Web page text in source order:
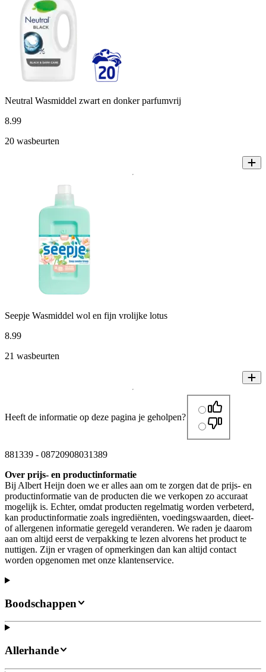
Neutral Wasmiddel zwart en donker parfumvrij
8.99
20 wasbeurten
Seepje Wasmiddel wol en fijn vrolijke lotus
8.99
21 wasbeurten
Heeft de informatie op deze pagina je geholpen?
881339 - 08720908031389
Over prijs- en productinformatie
Bij Albert Heijn doen we er alles aan om te zorgen dat de prijs- en
productinformatie van de producten die we verkopen zo accuraat
mogelijk is. Echter, omdat producten regelmatig worden verbeterd,
kan productinformatie zoals ingrediënten, voedingswaarden, dieet-
of allergenen informatie geregeld veranderen. We raden je daarom
aan om altijd eerst de verpakking te lezen alvorens het product te
nuttigen. Zijn er vragen of opmerkingen dan kan altijd contact
worden opgenomen met onze klantenservice.
Boodschappen
Allerhande